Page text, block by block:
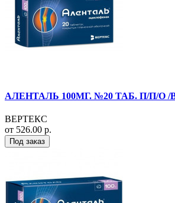
АЛЕНТАЛЬ 100МГ. №20 ТАБ. П/П/О /
ВЕРТЕКС
от 526.00 р.
Под заказ